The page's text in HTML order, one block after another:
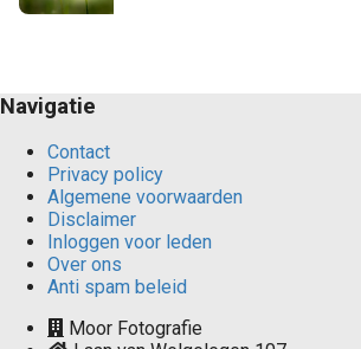
Navigatie
Contact
Privacy policy
Algemene voorwaarden
Disclaimer
Inloggen voor leden
Over ons
Anti spam beleid
Moor Fotografie